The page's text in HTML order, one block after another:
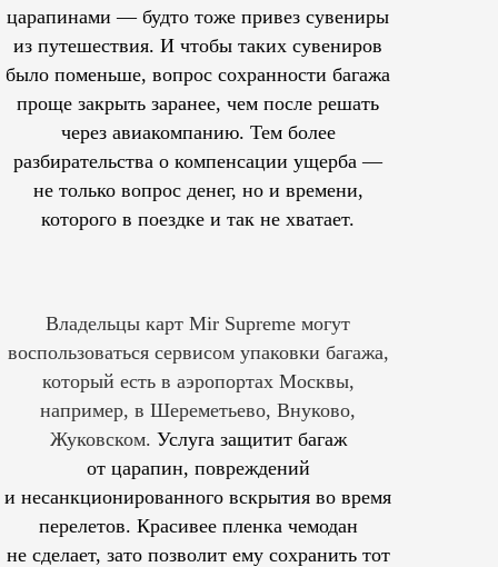
царапинами — будто тоже привез сувениры
из путешествия. И чтобы таких сувениров
было поменьше, вопрос сохранности багажа
проще закрыть заранее, чем после решать
через авиакомпанию. Тем более
разбирательства о компенсации ущерба —
не только вопрос денег, но и времени,
которого в поездке и так не хватает.
Владельцы карт Mir Supreme могут
воспользоваться сервисом упаковки багажа,
который есть в аэропортах Москвы,
например, в Шереметьево, Внуково,
Жуковском. Услуга защитит багаж
от царапин, повреждений
и несанкционированного вскрытия во время
перелетов. Красивее пленка чемодан
не сделает, зато позволит ему сохранить тот